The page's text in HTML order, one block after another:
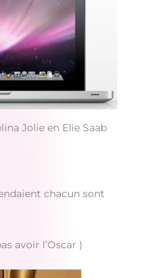
Jolie en Elie Saab
chacun sont
avoir l’Oscar )